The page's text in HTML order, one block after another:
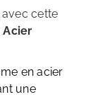
cette
Acier
en acier
une